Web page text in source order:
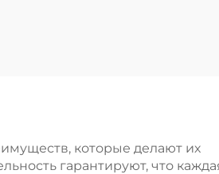
которые делают их
гарантируют, что